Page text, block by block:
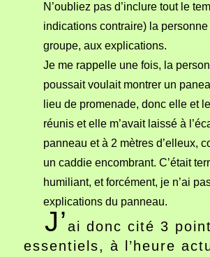
N’oubliez pas d’inclure tout le
indications contraire) la
groupe, aux explications.
Je me rappelle une fois, la
poussait voulait montrer un
lieu de promenade, donc elle et
réunis et elle m’avait laissé à
panneau et à 2 mètres d’elleux,
un caddie encombrant. C’était
humiliant, et forcément, je n’ai
explications du panneau.
J’ai donc cité 3
essentiels, à l’heure